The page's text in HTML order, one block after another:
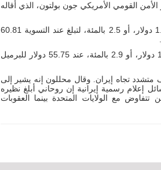
القومي الأمريكي جون بولتون، الذي أقاله
وأنهت عقود خام القياس العالمي مزيج برنت جلسة التداول منخفضة 1.57 دولار، أو 2.5 بالمئة، لتبلغ عند التسوية 60.81
وأغلقت عقود خام القياس الأمريكي غرب تكساس الوسيط منخفضة 1.65 دولار، أو 2.9 بالمئة، عند 55.75 دولار للبرميل
تجاه إيران. وقال محللون إنه يشير إلى
إعلام رسمية إيرانية إن روحاني أبلغ نظيره
تتفاوض مع الولايات المتحدة بينما العقوبات